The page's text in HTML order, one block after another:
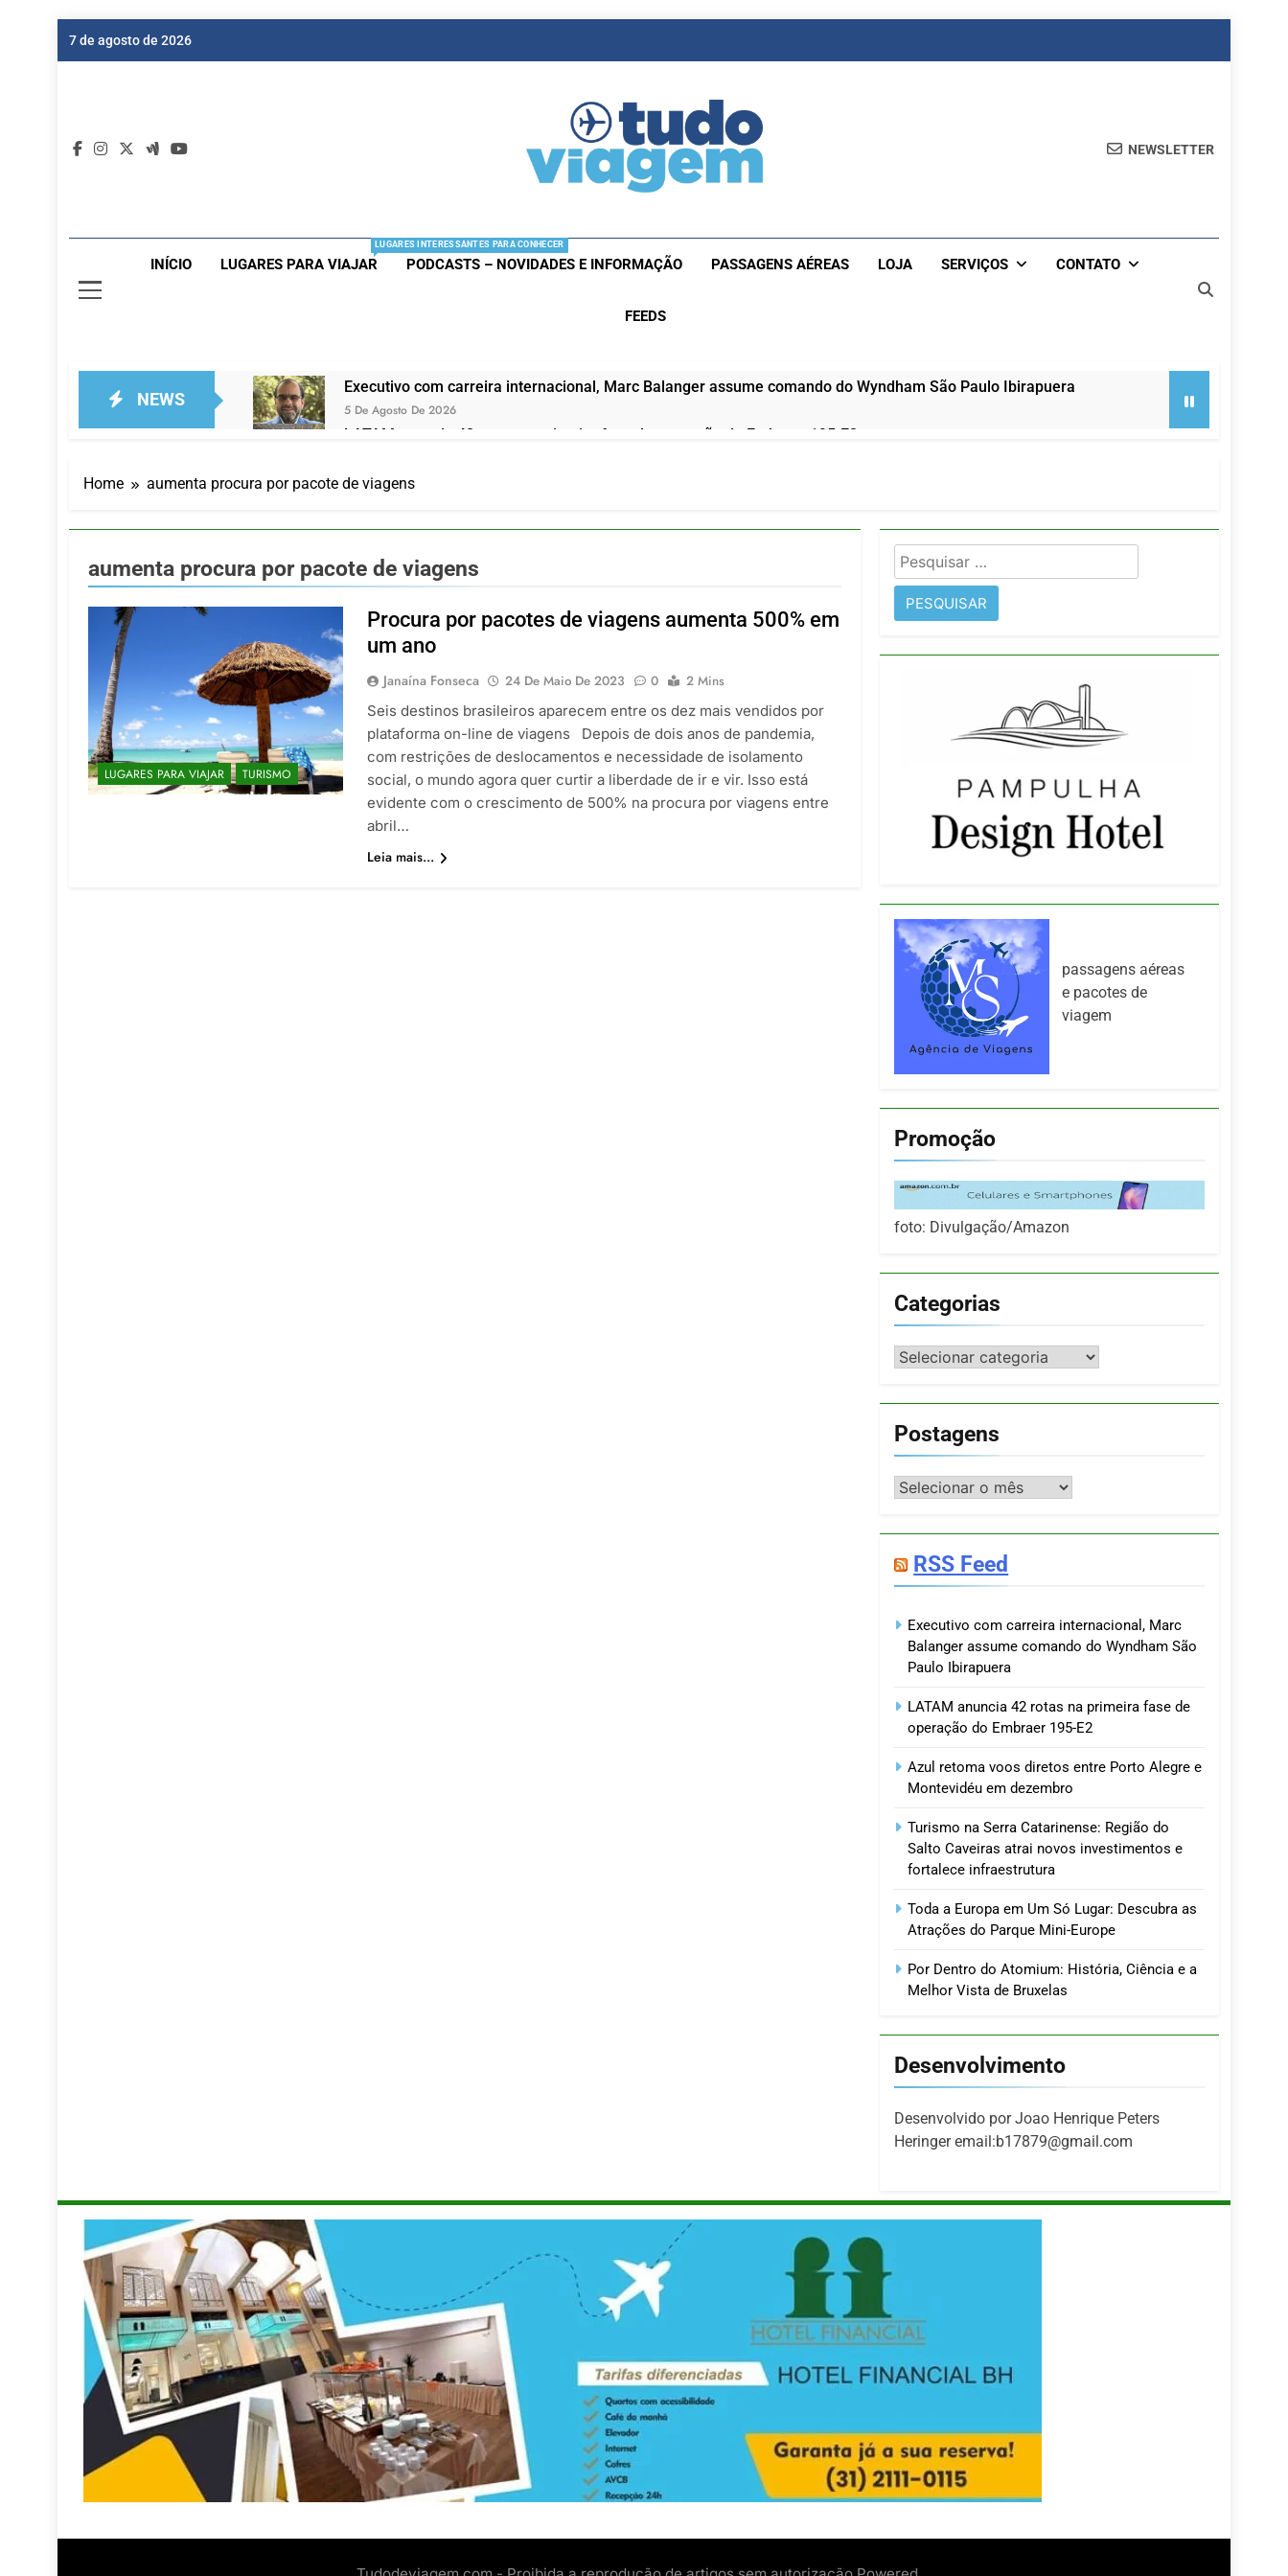
7 de agosto de 2026
NEWSLETTER
INÍCIO LUGARES PARA VIAJAR
LUGARES INTERESSANTES PARA CONHECER
PODCASTS – NOVIDADES E INFORMAÇÃO PASSAGENS AÉREAS LOJA SERVIÇOS CONTATO
FEEDS
NEWS
Executivo com carreira internacional, Marc Balanger assume comando do Wyndham São Paulo Ibirapuera
5 De Agosto De 2026
LATAM anuncia 42 rotas na primeira fase de operação do Embraer 195-E2
Azul retoma voos diretos entre Porto Alegre e Montevidéu em dezembro
Turismo na Serra Catarinense: Região do Salto Caveiras atrai novos investimentos e fortalece infraestrutura
Toda a Europa em Um Só Lugar: Descubra as Atrações do Parque Mini-Europe
Por Dentro do Atomium: História, Ciência e a Melhor Vista de Bruxelas
4 De Agosto De 2026
Home aumenta procura por pacote de viagens
aumenta procura por pacote de viagens
LUGARES PARA VIAJAR TURISMO
Procura por pacotes de viagens aumenta 500% em
um ano
Janaína Fonseca 24 De Maio De 2023 0
2 Mins
Seis destinos brasileiros aparecem entre os dez mais vendidos por
plataforma on-line de viagens Depois de dois anos de pandemia,
com restrições de deslocamentos e necessidade de isolamento
social, o mundo agora quer curtir a liberdade de ir e vir. Isso está
evidente com o crescimento de 500% na procura por viagens entre
abril…
Leia mais...
Pesquisar
por:
passagens aéreas
e pacotes de
viagem
Promoção
foto: Divulgação/Amazon
Categorias
Categorias
Postagens
Postagens
RSS Feed
Executivo com carreira internacional, Marc
Balanger assume comando do Wyndham São
Paulo Ibirapuera
LATAM anuncia 42 rotas na primeira fase de
operação do Embraer 195-E2
Azul retoma voos diretos entre Porto Alegre e
Montevidéu em dezembro
Turismo na Serra Catarinense: Região do
Salto Caveiras atrai novos investimentos e
fortalece infraestrutura
Toda a Europa em Um Só Lugar: Descubra as
Atrações do Parque Mini-Europe
Por Dentro do Atomium: História, Ciência e a
Melhor Vista de Bruxelas
Desenvolvimento
Desenvolvido por Joao Henrique Peters
Heringer email:b17879@gmail.com